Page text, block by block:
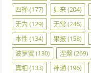
四禅(177) 如来(204)
无为 (129) 无常 (246)
本性 (134) 果报 (158)
波罗蜜 (130) 涅槃(269)
真相 (133) 神通 (196)